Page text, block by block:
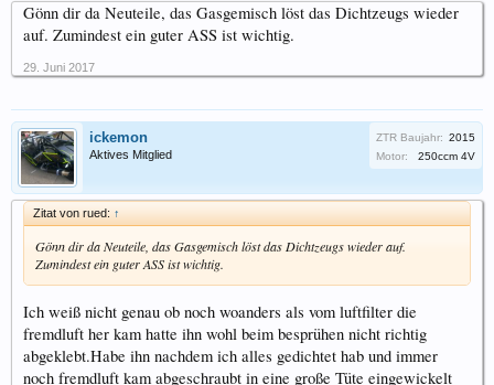
Gönn dir da Neuteile, das Gasgemisch löst das Dichtzeugs wieder
auf. Zumindest ein guter ASS ist wichtig.
29. Juni 2017
ickemon
Aktives Mitglied
ZTR Baujahr: 2015
Motor:
250ccm 4V
Zitat von rued: ↑
Gönn dir da Neuteile, das Gasgemisch löst das Dichtzeugs wieder auf.
Zumindest ein guter ASS ist wichtig.
Ich weiß nicht genau ob noch woanders als vom luftfilter die
fremdluft her kam hatte ihn wohl beim besprühen nicht richtig
abgeklebt.Habe ihn nachdem ich alles gedichtet hab und immer
noch fremdluft kam abgeschraubt in eine große Tüte eingewickelt